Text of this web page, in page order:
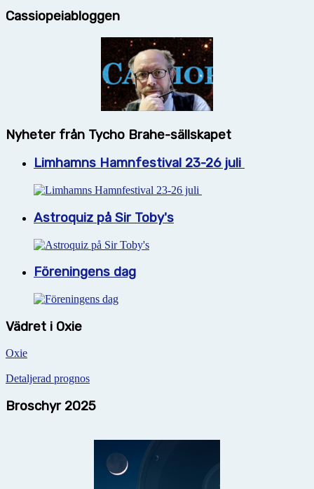
Cassiopeiabloggen
Nyheter från Tycho Brahe-sällskapet
Limhamns Hamnfestival 23-26 juli
Astroquiz på Sir Toby's
Föreningens dag
Vädret i Oxie
Oxie
Detaljerad prognos
Broschyr 2025